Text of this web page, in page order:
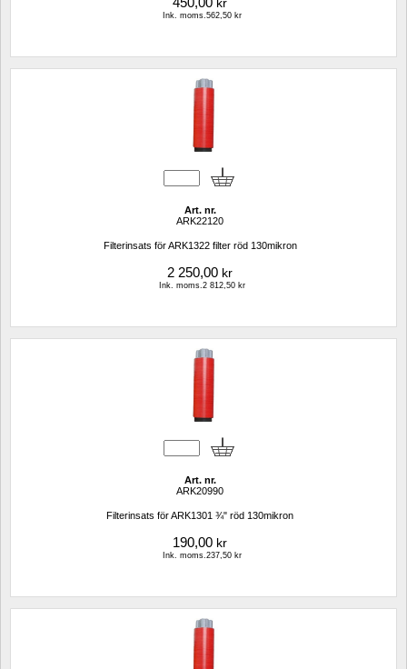
Ink. moms.562,50 kr
Art. nr.
ARK22120
Filterinsats för ARK1322 filter röd 130mikron
2 250,00 kr
Ink. moms.2 812,50 kr
Art. nr.
ARK20990
Filterinsats för ARK1301 ¾" röd 130mikron
190,00 kr
Ink. moms.237,50 kr